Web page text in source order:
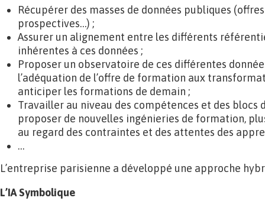
Récupérer des masses de données publiques
prospectives…) ;
Assurer un alignement entre les différents
inhérentes à ces données ;
Proposer un observatoire de ces différentes
l’adéquation de l’offre de formation aux
anticiper les formations de demain ;
Travailler au niveau des compétences et des blocs
proposer de nouvelles ingénieries de formation,
au regard des contraintes et des attentes des
…
L’entreprise parisienne a développé une approche
L’IA Symbolique